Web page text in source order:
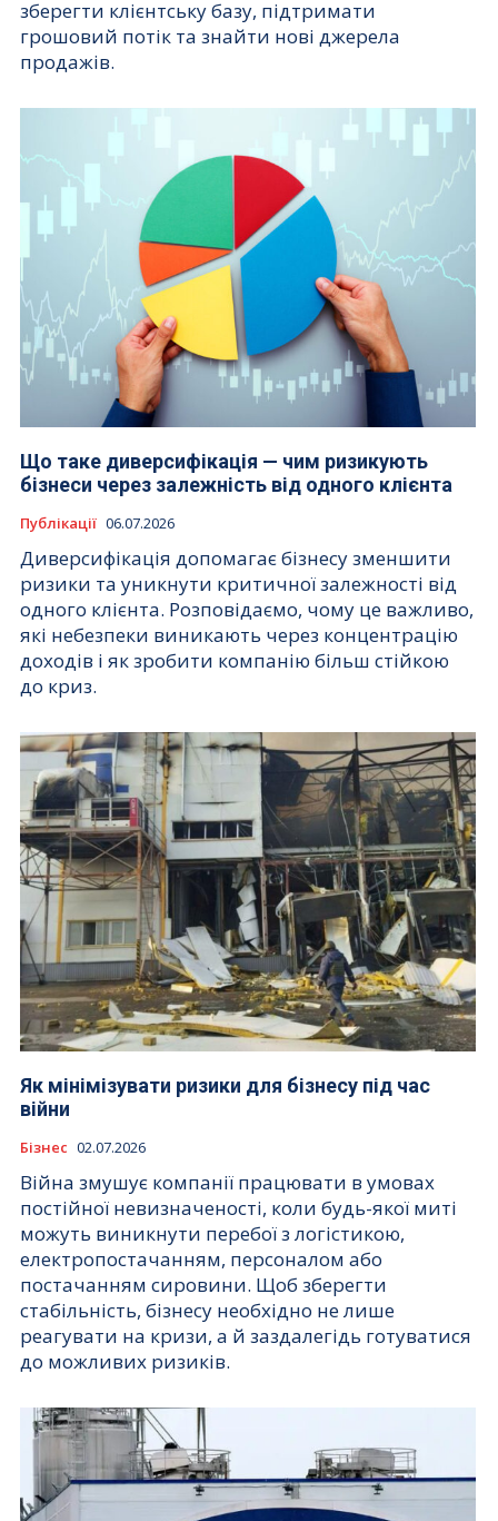
зберегти клієнтську базу, підтримати
грошовий потік та знайти нові джерела
продажів.
Що таке диверсифікація — чим ризикують
бізнеси через залежність від одного клієнта
Публікації 06.07.2026
Диверсифікація допомагає бізнесу зменшити
ризики та уникнути критичної залежності від
одного клієнта. Розповідаємо, чому це важливо,
які небезпеки виникають через концентрацію
доходів і як зробити компанію більш стійкою
до криз.
Як мінімізувати ризики для бізнесу під час
війни
Бізнес 02.07.2026
Війна змушує компанії працювати в умовах
постійної невизначеності, коли будь-якої миті
можуть виникнути перебої з логістикою,
електропостачанням, персоналом або
постачанням сировини. Щоб зберегти
стабільність, бізнесу необхідно не лише
реагувати на кризи, а й заздалегідь готуватися
до можливих ризиків.